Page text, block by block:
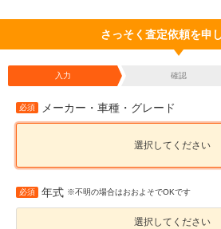
さっそく査定依頼を申
入力 確認
必須 メーカー・車種・グレード
選択してください
必須 年式 ※不明の場合はおおよそでOKです
選択してください